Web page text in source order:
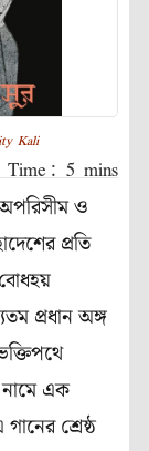
Kali
ও
প্রতি
প্রধান অঙ্গ
নামে এক
শ্রেষ্ঠ